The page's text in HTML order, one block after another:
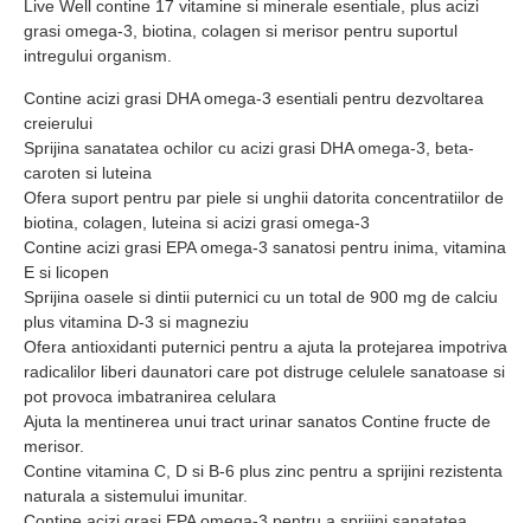
Live Well contine 17 vitamine si minerale esentiale, plus acizi
grasi omega-3, biotina, colagen si merisor pentru suportul
intregului organism.
Contine acizi grasi DHA omega-3 esentiali pentru dezvoltarea
creierului
Sprijina sanatatea ochilor cu acizi grasi DHA omega-3, beta-
caroten si luteina
Ofera suport pentru par piele si unghii datorita concentratiilor de
biotina, colagen, luteina si acizi grasi omega-3
Contine acizi grasi EPA omega-3 sanatosi pentru inima, vitamina
E si licopen
Sprijina oasele si dintii puternici cu un total de 900 mg de calciu
plus vitamina D-3 si magneziu
Ofera antioxidanti puternici pentru a ajuta la protejarea impotriva
radicalilor liberi daunatori care pot distruge celulele sanatoase si
pot provoca imbatranirea celulara
Ajuta la mentinerea unui tract urinar sanatos Contine fructe de
merisor.
Contine vitamina C, D si B-6 plus zinc pentru a sprijini rezistenta
naturala a sistemului imunitar.